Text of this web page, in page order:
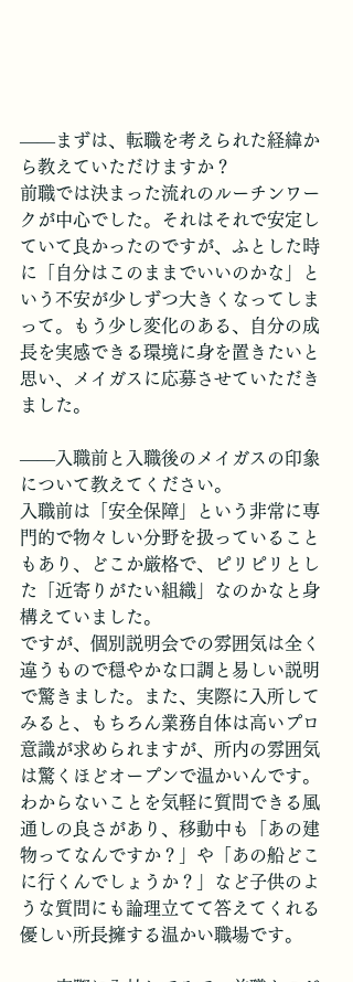
――まずは、転職を考えられた経緯か
ら教えていただけますか？
​前職では決まった流れのルーチンワー
クが中心でした。それはそれで安定し
ていて良かったのですが、ふとした時
に「自分はこのままでいいのかな」と
いう不安が少しずつ大きくなってしま
って。もう少し変化のある、自分の成
長を実感できる環境に身を置きたいと
思い、メイガスに応募させていただき
ました。
――入職前と入職後のメイガスの印象
について教えてください。
入職前は「安全保障」という非常に専
門的で物々しい分野を扱っていること
もあり、どこか厳格で、ピリピリとし
た「近寄りがたい組織」なのかなと身
構えていました。
ですが、個別説明会での雰囲気は全く
違うもので穏やかな口調と易しい説明
で驚きました。また、実際に入所して
みると、もちろん業務自体は高いプロ
意識が求められますが、所内の雰囲気
は驚くほどオープンで温かいんです。
わからないことを気軽に質問できる風
通しの良さがあり、移動中も「あの建
物ってなんですか？」や「あの船どこ
に行くんでしょうか？」など子供のよ
うな質問にも論理立てて答えてくれる
優しい所長擁する温かい職場です。